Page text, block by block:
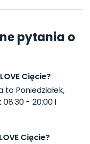
pytania o
Cięcie?
to Poniedziałek,
- 20:00 i
Cięcie?